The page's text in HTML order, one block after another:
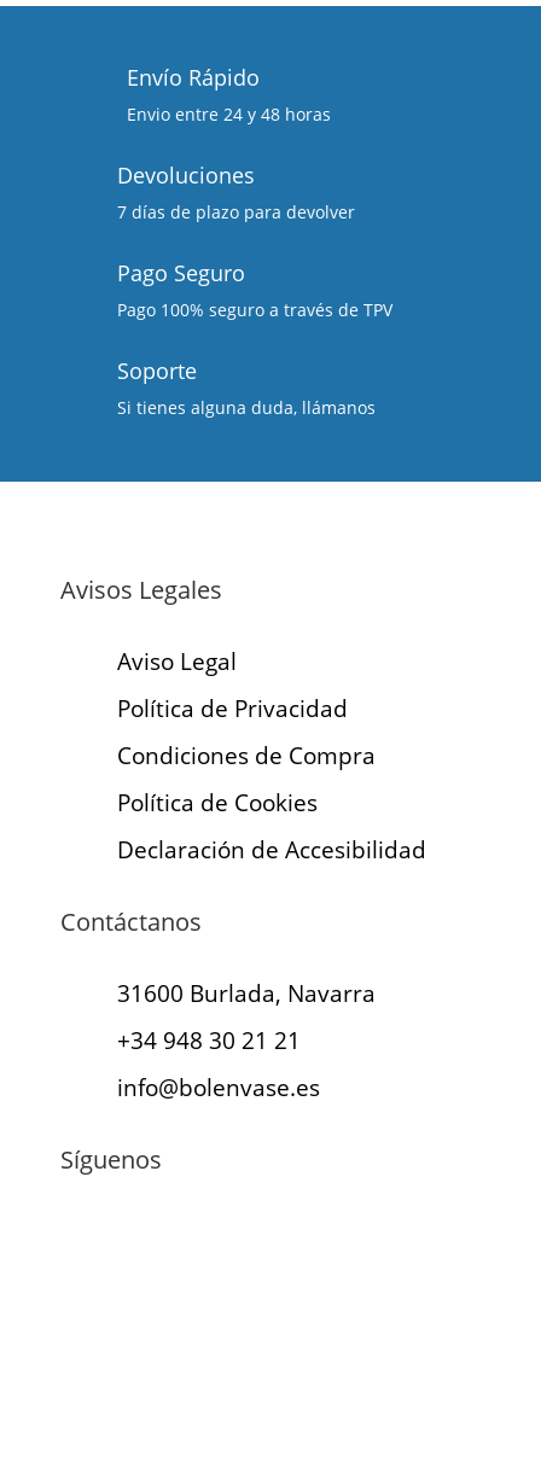
Envío Rápido
Envio entre 24 y 48 horas
Devoluciones
7 días de plazo para devolver
Pago Seguro
Pago 100% seguro a través de TPV
Soporte
Si tienes alguna duda, llámanos
Avisos Legales
Aviso Legal
Política de Privacidad
Condiciones de Compra
Política de Cookies
Declaración de Accesibilidad
Contáctanos
31600 Burlada, Navarra
+34 948 30 21 21
info@bolenvase.es
Síguenos